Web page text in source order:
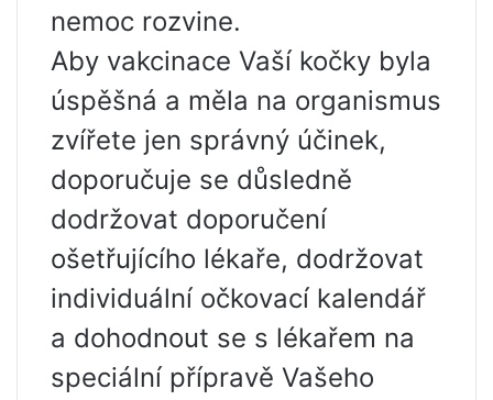
nemoc rozvine.
Aby vakcinace Vaší kočky byla
úspěšná a měla na organismus
zvířete jen správný účinek,
doporučuje se důsledně
dodržovat doporučení
ošetřujícího lékaře, dodržovat
individuální očkovací kalendář
a dohodnout se s lékařem na
speciální přípravě Vašeho